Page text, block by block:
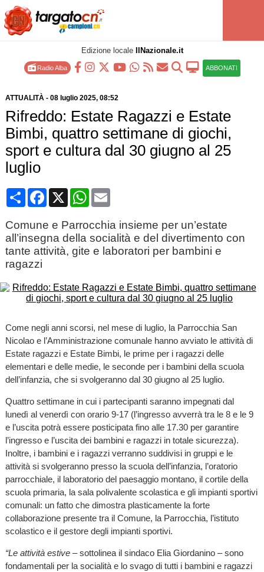
Edizione locale IlNazionale.it
Radio Alba ABBONATI
ATTUALITÀ- 08 luglio 2025, 08:52
Rifreddo: Estate Ragazzi e Estate
Bimbi, quattro settimane di giochi,
sport e cultura dal 30 giugno al 25
luglio
CondividiFacebook
X WhatsApp
Email
Comune e Parrocchia insieme per un’estate
all’insegna della socialità e del divertimento con
tante attività, gite e laboratori per bambini e
ragazzi
Come negli anni scorsi, nel mese di luglio, la Parrocchia San
Nicolao e l’Amministrazione comunale hanno avviato le attività di
Estate ragazzi e Estate Bimbi, le prime per i ragazzi delle
elementari e delle medie, le seconde per i bambini della scuola
dell’infanzia, che si svolgeranno dal 30 giugno al 25 luglio.
Quattro settimane in cui i partecipanti saranno impegnati dal
lunedì al venerdì con orario 9-17 (l’ingresso avverrà tra le 8 e le 9
e l’uscita potrà essere posticipata fino alle 17.30 per garantire
l’ingresso e l’uscita dei bambini e ragazzi in totale sicurezza).
Inoltre, i bambini e i ragazzi verranno suddivisi in gruppi e le
attività si svolgeranno presso la scuola dell’infanzia, l’oratorio
parrocchiale, il laboratorio del paesaggio montano, il cortile della
scuola primaria, la sala polivalente scolastica e gli impianti sportivi
comunali: un fatto che dimostra plasticamente la forte
collaborazione presente tra il Comune, la Parrocchia, l’istituto
scolastico e il gestore degli impianti sportivi.
“Le attività estive – sottolinea il sindaco Elia Giordanino – sono
fondamentali per la socialità e lo svago di tutti i bambini e ragazzi